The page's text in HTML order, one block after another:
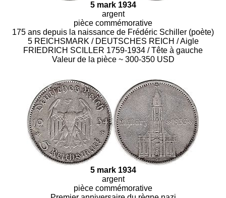
5 mark 1934
argent
pièce commémorative
175 ans depuis la naissance de Frédéric Schiller (poète)
5 REICHSMARK / DEUTSCHES REICH / Aigle
FRIEDRICH SCILLER 1759-1934 / Tête à gauche
Valeur de la pièce ~ 300-350 USD
5 mark 1934
argent
pièce commémorative